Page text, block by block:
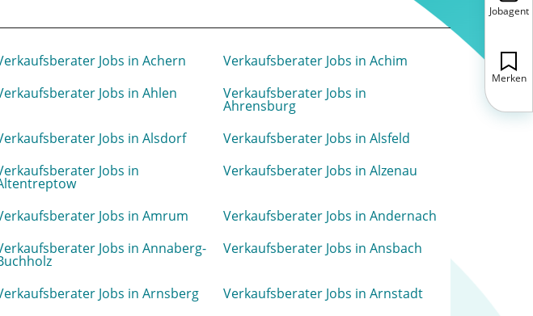
Jobs in Achern
Verkaufsberater Jobs in Achim
Jobs in Ahlen Verkaufsberater Jobs in
Ahrensburg
Jobs in Alsdorf
Verkaufsberater Jobs in Alsfeld
Jobs in Verkaufsberater Jobs in Alzenau
Jobs in Amrum
Verkaufsberater Jobs in Andernach
Jobs in Annaberg- Verkaufsberater Jobs in Ansbach
Jobs in Arnsberg
Verkaufsberater Jobs in Arnstadt
Jobagent
Merken